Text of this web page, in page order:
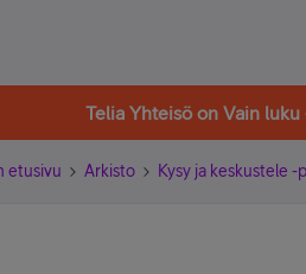
Telia Yhteisö on Vain
etusivu Arkisto Kysy ja keskustele -